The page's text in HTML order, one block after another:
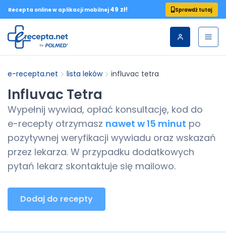
Recepta online w aplikacji mobilnej 49 zł! Sprawdź tutaj
e-recepta.net lista leków influvac tetra
Influvac Tetra
Wypełnij wywiad, opłać konsultację, kod do
e-recepty otrzymasz nawet w 15 minut po
pozytywnej weryfikacji wywiadu oraz wskazań
przez lekarza. W przypadku dodatkowych
pytań lekarz skontaktuje się mailowo.
Dodaj do recepty